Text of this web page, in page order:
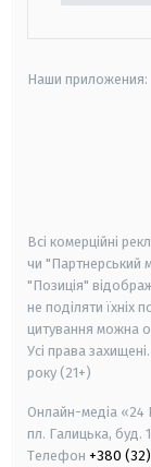
Наши приложения:
Всі комерційні
чи "Партнерський
"Позиція"
не поділяти їхніх
цитування можна
Усі права захищені.
року (21+)
Онлайн-медіа «24
пл. Галицька, буд.
Телефон +380